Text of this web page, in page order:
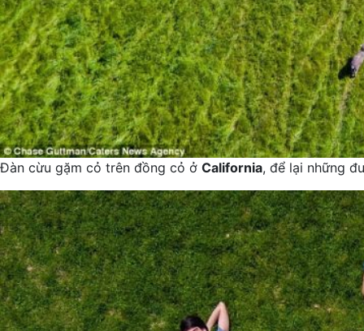
Đàn cừu gặm cỏ trên đồng cỏ ở California, để lại những